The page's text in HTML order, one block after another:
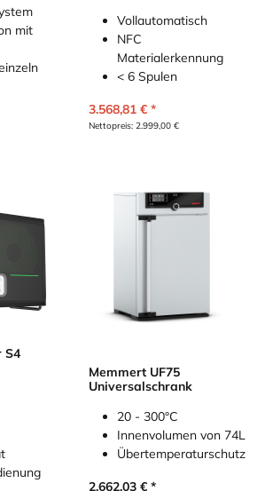
mit
Vollautomatisch
NFC
Materialerkennung
< 6 Spulen
3.568,81€
Nettopreis: 2.999,00€
S4
Memmert UF75
Universalschrank
20 - 300°C
Innenvolumen von 74L
Übertemperaturschutz
2.662,03€